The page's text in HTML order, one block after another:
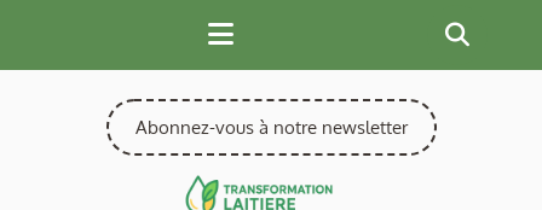
content
Abonnez-vous à notre newsletter